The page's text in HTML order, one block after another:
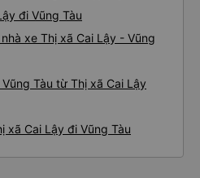
đi Vũng Tàu
xe Thị xã Cai Lậy - Vũng
Tàu từ Thị xã Cai Lậy
xã Cai Lậy đi Vũng Tàu